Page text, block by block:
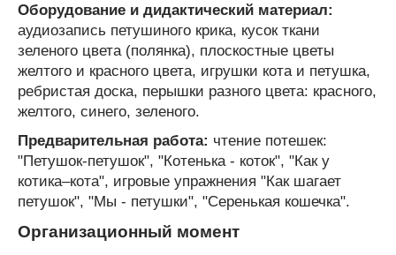
Оборудование и дидактический материал:
аудиозапись петушиного крика, кусок ткани
зеленого цвета (полянка), плоскостные цветы
желтого и красного цвета, игрушки кота и петушка,
ребристая доска, перышки разного цвета: красного,
желтого, синего, зеленого.
Предварительная работа: чтение потешек:
"Петушок-петушок", "Котенька - коток", "Как у
котика–кота", игровые упражнения "Как шагает
петушок", "Мы - петушки", "Серенькая кошечка".
Организационный момент